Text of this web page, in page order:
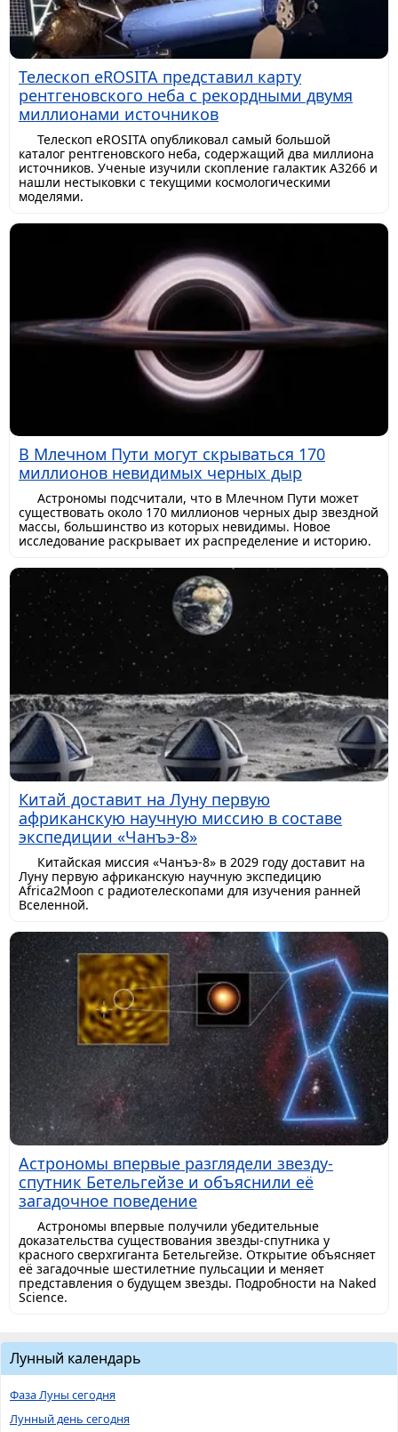
Телескоп eROSITA представил карту
рентгеновского неба с рекордными двумя
миллионами источников
Телескоп eROSITA опубликовал самый большой
каталог рентгеновского неба, содержащий два миллиона
источников. Ученые изучили скопление галактик A3266 и
нашли нестыковки с текущими космологическими
моделями.
В Млечном Пути могут скрываться 170
миллионов невидимых черных дыр
Астрономы подсчитали, что в Млечном Пути может
существовать около 170 миллионов черных дыр звездной
массы, большинство из которых невидимы. Новое
исследование раскрывает их распределение и историю.
Китай доставит на Луну первую
африканскую научную миссию в составе
экспедиции «Чанъэ-8»
Китайская миссия «Чанъэ-8» в 2029 году доставит на
Луну первую африканскую научную экспедицию
Africa2Moon с радиотелескопами для изучения ранней
Вселенной.
Астрономы впервые разглядели звезду-
спутник Бетельгейзе и объяснили её
загадочное поведение
Астрономы впервые получили убедительные
доказательства существования звезды-спутника у
красного сверхгиганта Бетельгейзе. Открытие объясняет
её загадочные шестилетние пульсации и меняет
представления о будущем звезды. Подробности на Naked
Science.
Лунный календарь
Фаза Луны сегодня
Лунный день сегодня